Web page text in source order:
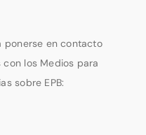
ponerse en contacto
los Medios para
sobre EPB: